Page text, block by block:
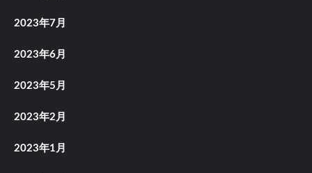
2023年7月
2023年6月
2023年5月
2023年2月
2023年1月